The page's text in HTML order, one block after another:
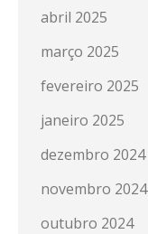
abril 2025
março 2025
fevereiro 2025
janeiro 2025
dezembro 2024
novembro 2024
outubro 2024